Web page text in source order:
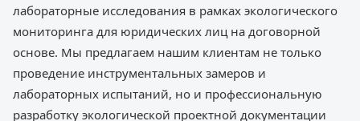
лабораторные исследования в рамках экологического
мониторинга для юридических лиц на договорной
основе. Мы предлагаем нашим клиентам не только
проведение инструментальных замеров и
лабораторных испытаний, но и профессиональную
разработку экологической проектной документации